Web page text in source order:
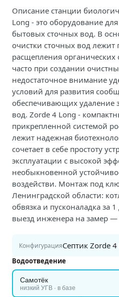
Описание станции
Long - это оборудование
бытовых сточных вод. В
очистки сточных вод лежит
расщепления
часто при создании
недостаточное внимание
условий для развития
обеспечивающих удаление
вод. Zorde 4 Long -
прикрепленной системой
лежит надежная
сочетает в себе простоту
эксплуатации с высокой
необыкновенной
воздействи. Монтаж под
Ленинградской области:
обвязка и пусконаладка за
выезд инженера на замер —
КонфигурацияСептик Zorde 4
Водоотведение
Самотёк
низкий УГВ · в базе